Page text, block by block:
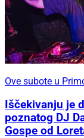
Ove subote u
Iščekivanju je
poznatog DJ
Gospe od